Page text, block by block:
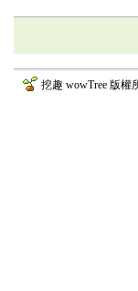
挖趣 wowTree 版權